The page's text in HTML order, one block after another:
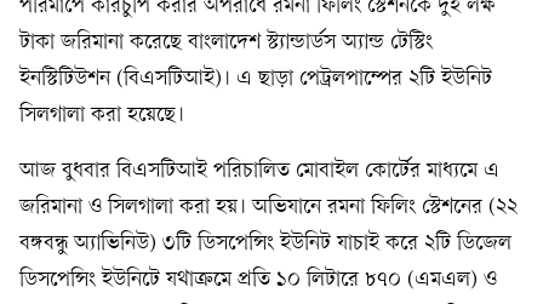
পরিমাপে কারচুপি করার অপরাধে রমনা ফিলিং স্টেশনকে দুই লক্ষ
টাকা জরিমানা করেছে বাংলাদেশ স্ট্যান্ডার্ডস অ্যান্ড টেস্টিং
ইনস্টিটিউশন (বিএসটিআই)। এ ছাড়া পেট্রলপাম্পের ২টি ইউনিট
সিলগালা করা হয়েছে।
আজ বুধবার বিএসটিআই পরিচালিত মোবাইল কোর্টের মাধ্যমে এ
জরিমানা ও সিলগালা করা হয়। অভিযানে রমনা ফিলিং স্টেশনের (২২
বঙ্গবন্ধু অ্যাভিনিউ) ৩টি ডিসপেন্সিং ইউনিট যাচাই করে ২টি ডিজেল
ডিসপেন্সিং ইউনিটে যথাক্রমে প্রতি ১০ লিটারে ৮৭০ (এমএল) ও